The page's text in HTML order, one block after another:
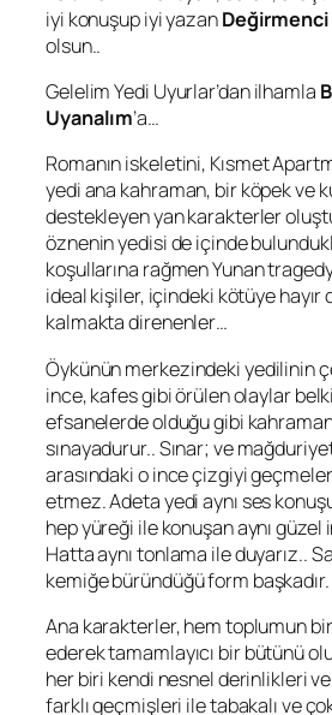
iyi konuşup iyi yazanDeğirmenci
olsun..
GelelimYedi Uyurlar’dan ilhamla
Uyanalım’a…
Romanın iskeletini, Kısmet
yedi ana kahraman, bir köpek ve
destekleyen yan karakterler
öznenin yedisi de içinde
koşullarına rağmen Yunan
ideal kişiler, içindeki kötüye hayır
kalmakta direnenler…
Öykünün merkezindeki yedilinin
ince, kafes gibi örülen olaylar
efsanelerde olduğu gibi
sınayadurur.. Sınar; ve
arasındaki o ince çizgiyi
etmez. Adeta yedi aynı ses
hep yüreği ile konuşan aynı güzel
Hatta aynı tonlama ile duyarız..
kemiğe büründüğü form başkadır.
Ana karakterler, hem toplumun
ederek tamamlayıcı bir bütünü
her biri kendi nesnel derinlikleri
farklı geçmişleri ile tabakalı ve